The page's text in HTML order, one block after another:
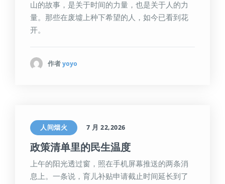
山的故事，是关于时间的力量，也是关于人的力
量。那些在废墟上种下希望的人，如今已看到花
开。
作者 yoyo
人间烟火 7 月 22,2026
政策清单里的民生温度
上午的阳光透过窗，照在手机屏幕推送的两条消
息上。一条说，育儿补贴申请截止时间延长到了